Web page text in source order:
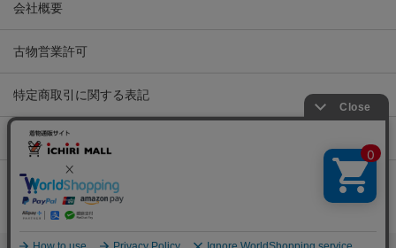
会社概要
古物営業許可
特定商取引に関する表記
プライバシーポリシー